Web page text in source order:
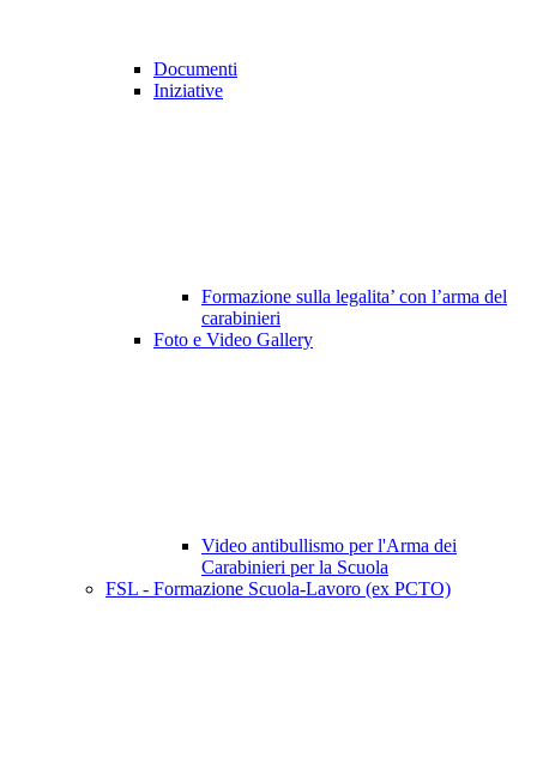
Documenti
Iniziative
Formazione sulla legalita’ con l’arma del
carabinieri
Foto e Video Gallery
Video antibullismo per l'Arma dei
Carabinieri per la Scuola
FSL - Formazione Scuola-Lavoro (ex PCTO)